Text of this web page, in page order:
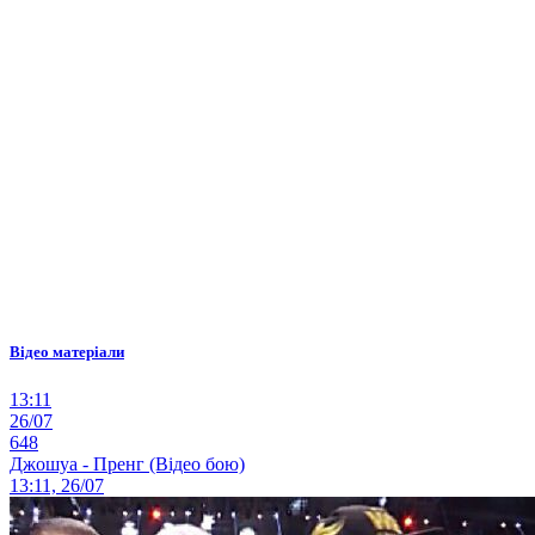
Відео матеріали
13:11
26/07
648
Джошуа - Пренг (Відео бою)
13:11, 26/07